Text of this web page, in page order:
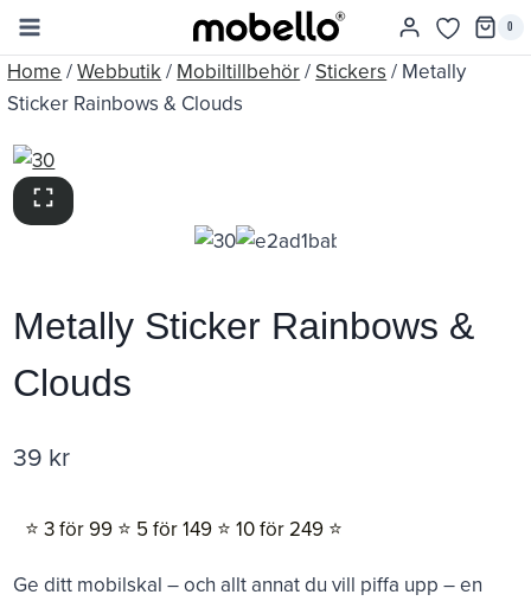
Skip
content
0
Home /Webbutik/ Mobiltillbehör/ Stickers / Metally
Sticker Rainbows & Clouds
Metally Sticker Rainbows &
Clouds
39 kr
⭐️ 3 för 99 ⭐️ 5 för 149 ⭐️ 10 för 249 ⭐️
Ge ditt mobilskal – och allt annat du vill piffa upp – en